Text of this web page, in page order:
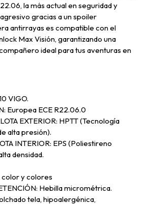
la más actual en seguridad y
gracias a un spoiler
antirrayas es compatible con el
Max Visión, garantizando una
ideal para tus aventuras en
VIGO.
Europea ECE R22.06.0
EXTERIOR: HPTT (Tecnología
alta presión).
INTERIOR: EPS (Poliestireno
densidad.
color y colores
Hebilla micrométrica.
tela, hipoalergénica,